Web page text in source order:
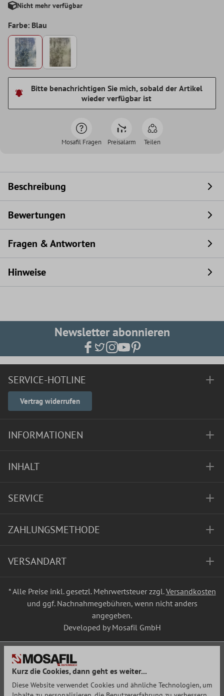
Nicht mehr verfügbar
Farbe: Blau
Bitte benachrichtigen Sie mich, sobald der Artikel
wieder verfügbar ist
Mosafil Fragen Preisalarm Teilen
Beschreibung
Bewertungen
Fragen & Antworten
Hinweise
Newsletter abonnieren
SERVICE-HOTLINE
Vertrag widerrufen
INFORMATIONEN
INHALT
SERVICE
ZAHLUNGSMETHODE
VERSANDART
* Alle Preise inkl. gesetzl. Mehrwertsteuer zzgl.Versandkosten
und ggf. Nachnahmegebühren, wenn nicht anders
angegeben.
Developed by Mosafil GmbH
Kurz die Cookies, dann geht es weiter...
Diese Website verwendet Cookies und ähnliche Technologien, um